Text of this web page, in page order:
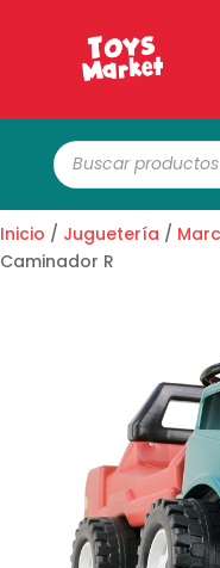
Búsqueda
de
productos
Inicio / Juguetería /
Caminador R